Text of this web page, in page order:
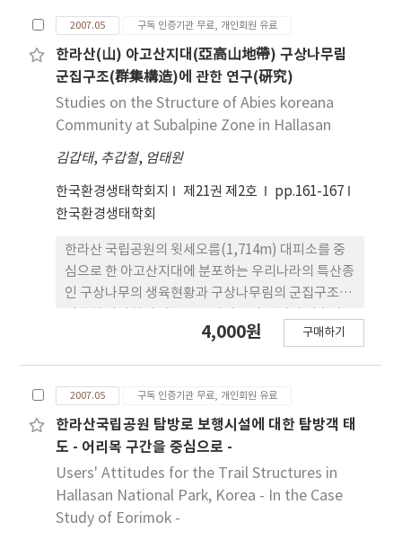
로지 역(A지역)에서는 31종 1,630개체의 조류가 관
찰되었고, 탐방로지역(B지역)의 27종 693개체 보다
많은 것으로 나타났다 종다양도(H')는 1.34~2.56의
범위에서 봄 조사시 A지 역에서 종다양도 2.56으로 가
장 높았고. 겨울 조사시 B지역에서 1.34로 가장 낮았
다. 고도별로 각 종들의 분포양상이 다르게 나타난 것
은 고도에 따른 기상요건과 먹이원의 차이에 의한 것
으로 보인다.
2007.05 구독 인증기관 무료, 개인회원 유료
한라산(山) 아고산지대(亞高山地帶) 구상나무림
군집구조(群集構造)에 관한 연구(硏究)
Studies on the Structure of Abies koreana
Community at Subalpine Zone in Hallasan
김갑태, 추갑철, 엄태원
한국환경생태학회지 제21권 제2호
pp.161-167
한국환경생태학회
한라산 국립공원의 윗세오름(1,714m) 대피소를 중
심으로 한 아고산지대에 분포하는 우리나라의 특산종
인 구상나무의 생육현황과 구상나무림의 군집구조를
로 활용하고자 구상나무가 분포하는 지역에 20개의
았고, 다음으로 주목이 16.2%로 나타났다. 수종간의
상관관계는 주목과 산개벚지나무, 화살나무; 사스레
나무와 섬매발톱나무, 산벚나무; 산개벚지나무와 화
살나무; 섬매발톱나무와 산벚나무 등의 수종들 간에
는 높은 정의 상관관계를 보였다. 구상나무의 활력이
저조한 것으로 나타났으며, 6.44%는 고사목이었다.
구상나무 고사목은 흉고직경 5-15cm 범위가 대부분
4,000원 구매하기
2007.05 구독 인증기관 무료, 개인회원 유료
한라산국립공원 탐방로 보행시설에 대한 탐방객 태
도 - 어리목 구간을 중심으로 -
Users' Attitudes for the Trail Structures in
Hallasan National Park, Korea - In the Case
Study of Eorimok -